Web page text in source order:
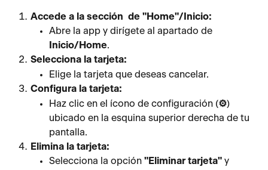
Accede a la sección  de "Home"/Inicio:
Abre la app y dirígete al apartado de
Inicio/Home.
Selecciona la tarjeta:
Elige la tarjeta que deseas cancelar.
Configura la tarjeta:
Haz clic en el ícono de configuración (⚙️)
ubicado en la esquina superior derecha de tu
pantalla.
Elimina la tarjeta:
Selecciona la opción "Eliminar tarjeta" y